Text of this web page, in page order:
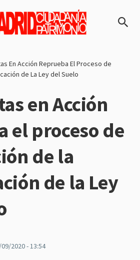
En Acción Reprueba El Proceso de
de La Ley del Suelo
en Acción
el proceso de
de la
de la Ley
2020 - 13:54